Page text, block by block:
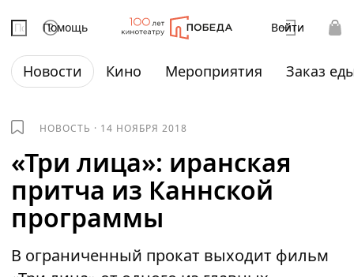
Помощь Войти
Новости Кино Мероприятия Заказ
НОВОСТЬ · 14 НОЯБРЯ 2018
«Три лица»: иранская
притча из Каннской
программы
В ограниченный прокат выходит фильм